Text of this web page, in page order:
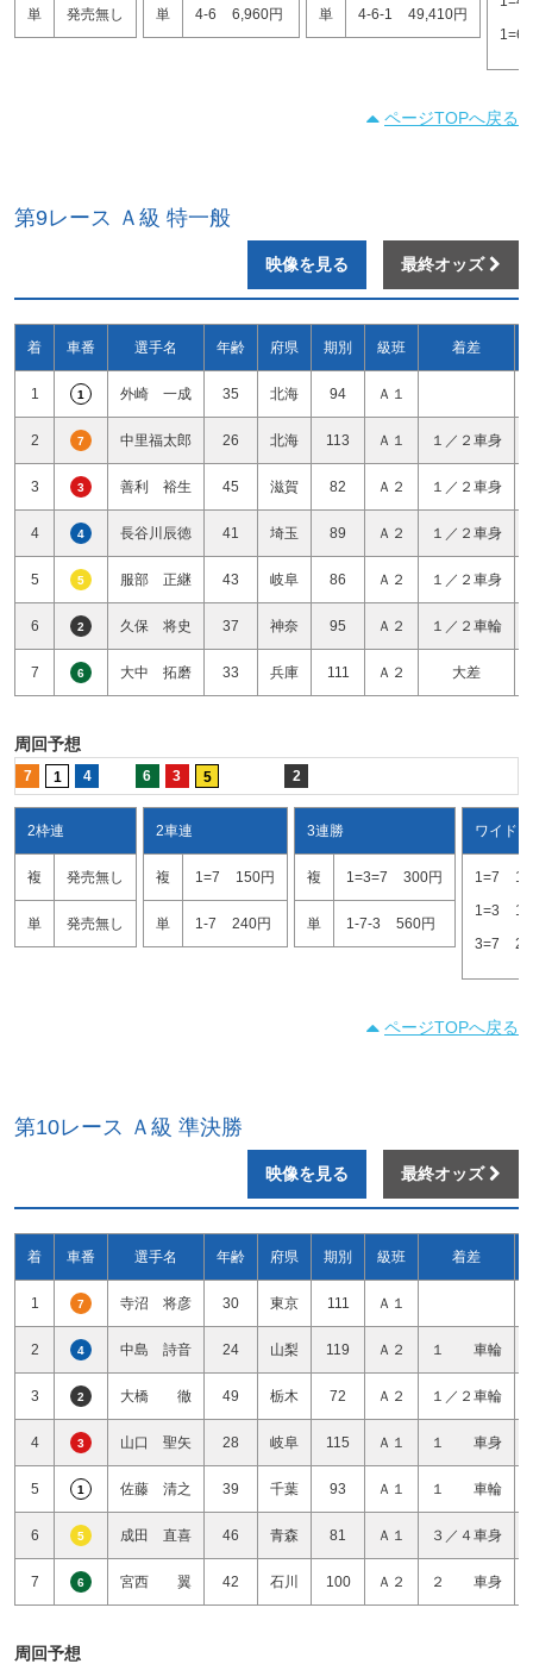
単 発売無し 単 4-6 6,960円 単 4-6-1 49,410円
1=6
ページTOPへ戻る
第9レース Ａ級 特一般
映像を見る 最終オッズ
着 車番 選手名 年齢 府県 期別 級班 着差
1 1 外崎 一成 35 北海 94 Ａ１
2 7 中里福太郎 26 北海 113 Ａ１ １／２車身
3 3 善利 裕生 45 滋賀 82 Ａ２ １／２車身
4 4 長谷川辰徳 41 埼玉 89 Ａ２ １／２車身
5 5 服部 正継 43 岐阜 86 Ａ２ １／２車身
6 2 久保 将史 37 神奈 95 Ａ２ １／２車輪
7 6 大中 拓磨 33 兵庫 111 Ａ２ 大差
周回予想
7 1 4 6 3 5 2
2枠連
複 発売無し
単 発売無し
2車連
複 1=7 150円
単 1-7 240円
3連勝
複 1=3=7 300円
単 1-7-3 560円
ワイド
1=7
1=3
3=7
ページTOPへ戻る
第10レース Ａ級 準決勝
映像を見る 最終オッズ
着 車番 選手名 年齢 府県 期別 級班 着差
1 7 寺沼 将彦 30 東京 111 Ａ１
2 4 中島 詩音 24 山梨 119 Ａ２ １ 車輪
3 2 大橋 徹 49 栃木 72 Ａ２ １／２車輪
4 3 山口 聖矢 28 岐阜 115 Ａ１ １ 車身
5 1 佐藤 清之 39 千葉 93 Ａ１ １ 車輪
6 5 成田 直喜 46 青森 81 Ａ１ ３／４車身
7 6 宮西 翼 42 石川 100 Ａ２ ２ 車身
周回予想